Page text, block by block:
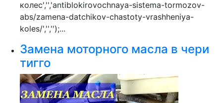
колес','','antiblokirovochnaya-sistema-tormozov-
abs/zamena-datchikov-chastoty-vrashheniya-
koles/','','');...
Замена моторного масла в чери
тигго